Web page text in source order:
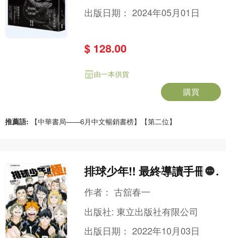
出版日期：2024年05月01日
$ 128.00
由一本供貨
購買
推薦語: 【中華書局——6月中文暢銷書榜】【第二位】
排球少年!! 最終導讀手冊 排
球極！ (全)(漫) (附透明PP
書籤卡1張)
作者：古舘春一
出版社:東立出版社有限公司
出版日期：2022年10月03日